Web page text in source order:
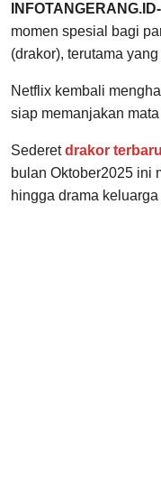
INFOTANGERANG.ID-
momen spesial bagi
(drakor), terutama
Netflix kembali
siap memanjakan
Sederetdrakor terbaru
bulan Oktober2025 ini
hingga drama